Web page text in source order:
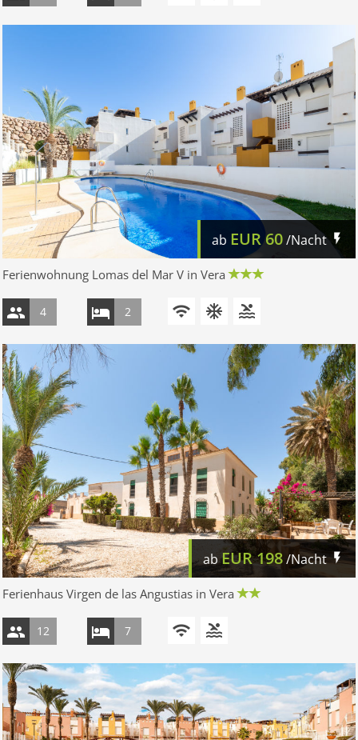
ab EUR 60/Nacht
Ferienwohnung Lomas del Mar V in Vera
4 2
abEUR198/Nacht
Ferienhaus Virgen de las Angustias in Vera
12 7